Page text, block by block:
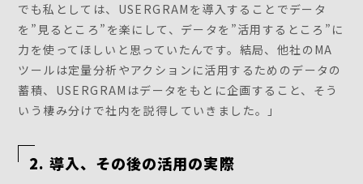
でも私としては、USERGRAMを導入することでデータ
を”見るところ”を楽にして、データを”活用するところ”に
力を使ってほしいと思っていたんです。結局、他社のMA
ツールは定量分析やアクションに活用するためのデータの
蓄積、USERGRAMはデータをもとに企画すること、そう
いう棲み分けで社内を説得していきました。」
2. 導入、その後の活用の実際